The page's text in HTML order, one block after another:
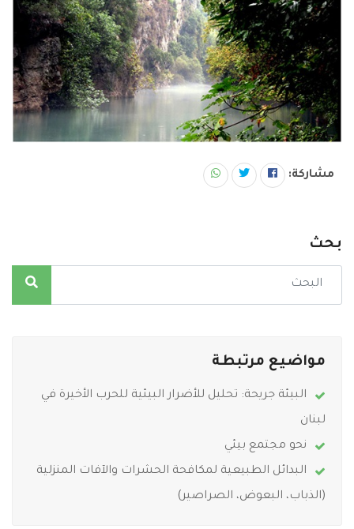
مشاركة:
بحث
مواضيع مرتبطة
البيئة جريحة: تحليل للأضرار البيئية للحرب الأخيرة في
لبنان
نحو مجتمع بيئي
البدائل الطبيعية لمكافحة الحشرات والآفات المنزلية
(الذباب، البعوض، الصراصير)